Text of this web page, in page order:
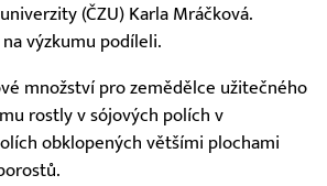
(ČZU) Karla Mráčková.
výzkumu podíleli.
množství pro zemědělce užitečného
rostly v sójových polích v
obklopených většími plochami